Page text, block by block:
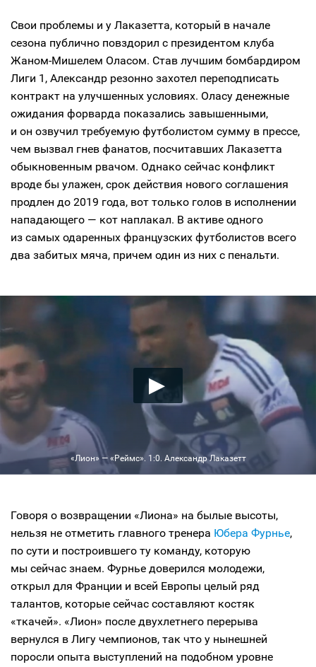
Свои проблемы и у Лаказетта, который в начале
сезона публично повздорил с президентом клуба
Жаном-Мишелем Оласом. Став лучшим бомбардиром
Лиги 1, Александр резонно захотел переподписать
контракт на улучшенных условиях. Оласу денежные
ожидания форварда показались завышенными,
и он озвучил требуемую футболистом сумму в прессе,
чем вызвал гнев фанатов, посчитавших Лаказетта
обыкновенным рвачом. Однако сейчас конфликт
вроде бы улажен, срок действия нового соглашения
продлен до 2019 года, вот только голов в исполнении
нападающего — кот наплакал. В активе одного
из самых одаренных французских футболистов всего
два забитых мяча, причем один из них с пенальти.
«Лион» — «Реймс». 1:0. Александр Лаказетт
Говоря о возвращении «Лиона» на былые высоты,
нельзя не отметить главного тренера Юбера Фурнье,
по сути и построившего ту команду, которую
мы сейчас знаем. Фурнье доверился молодежи,
открыл для Франции и всей Европы целый ряд
талантов, которые сейчас составляют костяк
«ткачей». «Лион» после двухлетнего перерыва
вернулся в Лигу чемпионов, так что у нынешней
поросли опыта выступлений на подобном уровне